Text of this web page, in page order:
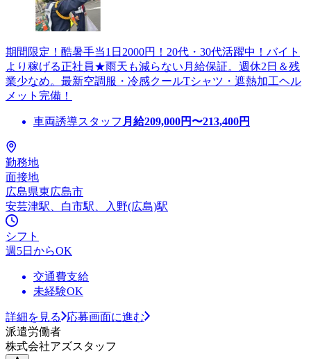
期間限定！酷暑手当1日2000円！20代・30代活躍中！バイト
より稼げる正社員★雨天も減らない月給保証。週休2日＆残
業少なめ。最新空調服・冷感クールTシャツ・遮熱加工ヘル
メット完備！
車両誘導スタッフ 月給209,000円〜213,400円
勤務地
面接地
広島県東広島市
安芸津駅、白市駅、入野(広島)駅
シフト
週5日からOK
交通費支給
未経験OK
詳細を見る
応募画面に進む
派遣労働者
株式会社アズスタッフ